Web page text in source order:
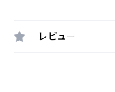
レビュー